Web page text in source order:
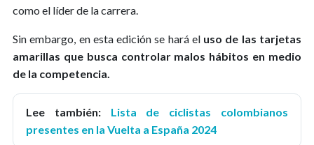
como el líder de la carrera.
Sin embargo, en esta edición se hará el uso de las tarjetas
amarillas que busca controlar malos hábitos en medio
de la competencia.
Lee también: Lista de ciclistas colombianos
presentes en la Vuelta a España 2024